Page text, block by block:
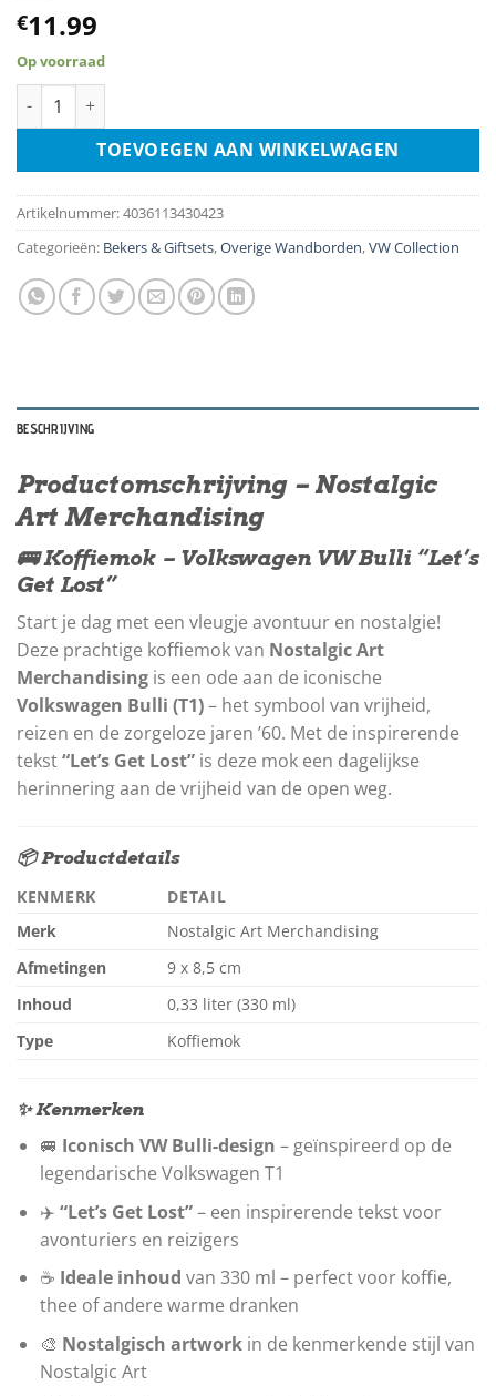
€11.99
Op voorraad
Koffiemok - Volkswagen VW Bulli Lets Get Lost aantal
TOEVOEGEN AAN WINKELWAGEN
Artikelnummer:4036113430423
Categorieën: Bekers & Giftsets,Overige Wandborden,VW Collection
BESCHRIJVING
Productomschrijving – Nostalgic
Art Merchandising
🚌 Koffiemok – Volkswagen VW Bulli “Let’s
Get Lost”
Start je dag met een vleugje avontuur en nostalgie!
Deze prachtige koffiemok van Nostalgic Art
Merchandising is een ode aan de iconische
Volkswagen Bulli (T1)– het symbool van vrijheid,
reizen en de zorgeloze jaren ’60. Met de inspirerende
tekst“Let’s Get Lost” is deze mok een dagelijkse
herinnering aan de vrijheid van de open weg.
📦 Productdetails
KENMERK
DETAIL
Merk
Nostalgic Art Merchandising
Afmetingen
9 x 8,5 cm
Inhoud
0,33 liter (330 ml)
Type
Koffiemok
✨ Kenmerken
🚐 Iconisch VW Bulli-design – geïnspireerd op de
legendarische Volkswagen T1
✈️ “Let’s Get Lost”– een inspirerende tekst voor
avonturiers en reizigers
☕ Ideale inhoud van 330 ml – perfect voor koffie,
thee of andere warme dranken
🎨 Nostalgisch artworkin de kenmerkende stijl van
Nostalgic Art